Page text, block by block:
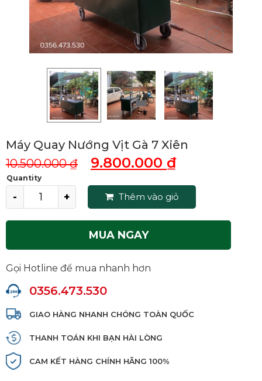
Máy Quay Nướng Vịt Gà 7 Xiên
10.500.000₫ 9.800.000 ₫
Quantity
Thêm vào giỏ
MUA NGAY
Gọi Hotline để mua nhanh hơn
0356.473.530
GIAO HÀNG NHANH CHÓNG TOÀN QUỐC
THANH TOÁN KHI BẠN HÀI LÒNG
CAM KẾT HÀNG CHÍNH HÃNG 100%